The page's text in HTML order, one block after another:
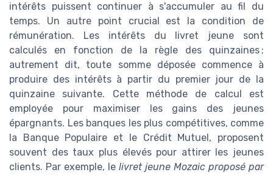
intérêts puissent continuer à s'accumuler au fil du
temps. Un autre point crucial est la condition de
rémunération. Les intérêts du livret jeune sont
calculés en fonction de la règle des quinzaines ;
autrement dit, toute somme déposée commence à
produire des intérêts à partir du premier jour de la
quinzaine suivante. Cette méthode de calcul est
employée pour maximiser les gains des jeunes
épargnants. Les banques les plus compétitives, comme
la Banque Populaire et le Crédit Mutuel, proposent
souvent des taux plus élevés pour attirer les jeunes
clients. Par exemple, le livret jeune Mozaic proposé par